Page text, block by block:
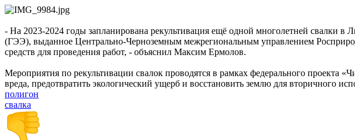
- На 2023-2024 годы запланирована рекультивация ещё одной многолетней свалки в
(ГЭЭ), выданное Центрально-Черноземным межрегиональным управлением
средств для проведения работ, - объяснил Максим Ермолов.
Мероприятия по рекультивации свалок проводятся в рамках федерального проекта
вреда, предотвратить экологический ущерб и восстановить землю для вторичного
полигон
свалка